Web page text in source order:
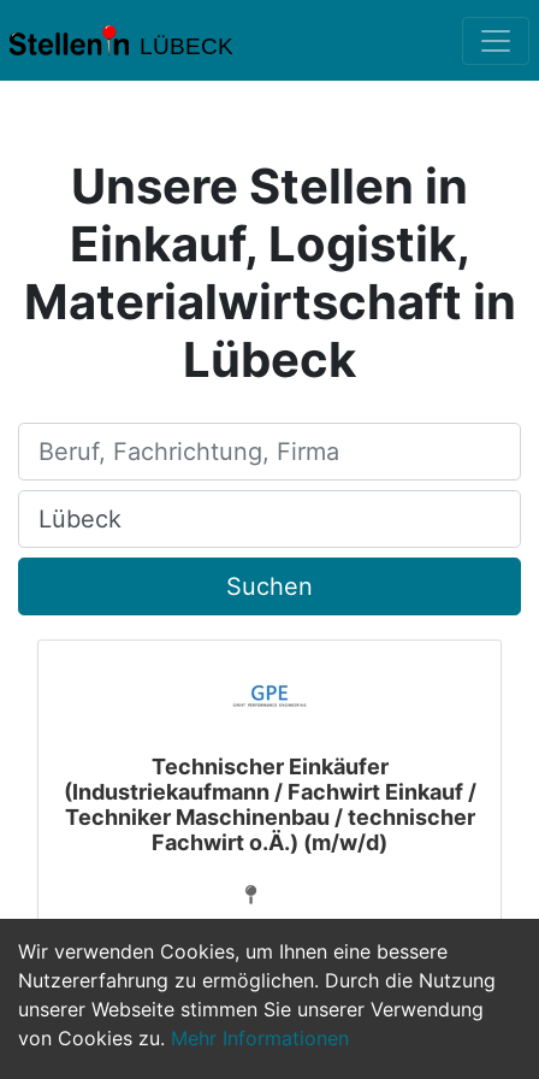
LÜBECK
Wir verwenden Cookies, um Ihnen eine bessere
Nutzererfahrung zu ermöglichen. Durch die Nutzung
unserer Webseite stimmen Sie unserer Verwendung
von Cookies zu. Mehr Informationen
Unsere Stellen in
Einkauf, Logistik,
Materialwirtschaft in
Lübeck
Beruf, Fachrichtung, Firma
Ort, Stadt
Suchen
Technischer Einkäufer
(Industriekaufmann / Fachwirt Einkauf /
Techniker Maschinenbau / technischer
Fachwirt o.Ä.) (m/w/d)
1